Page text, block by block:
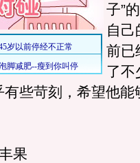
子”
自己
前已
了不
些苛刻，希望他能
果